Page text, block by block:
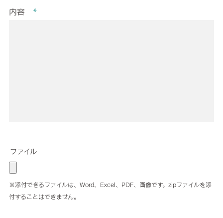
内容 *
ファイル
※添付できるファイルは、Word、Excel、PDF、画像です。zipファイルを添
付することはできません。